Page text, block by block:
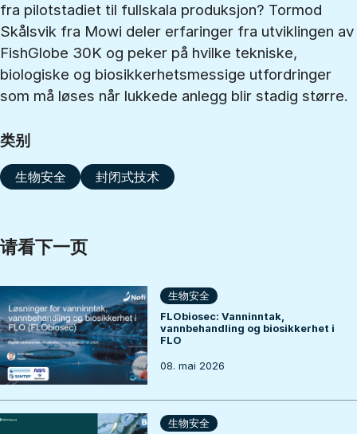
请看下一页
生物安全
FLObiosec: Vanninntak,
vannbehandling og biosikkerhet i
FLO
08. mai 2026
生物安全
fra pilotstadiet til fullskala produksjon? Tormod
Skålsvik fra Mowi deler erfaringer fra utviklingen av
FishGlobe 30K og peker på hvilke tekniske,
biologiske og biosikkerhetsmessige utfordringer
som må løses når lukkede anlegg blir stadig større.
类别
生物安全 封闭式技术